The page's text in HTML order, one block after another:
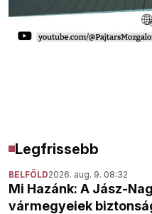
Legfrissebb
BELFÖLD2026. aug. 9. 08:32
Mi Hazánk: A Jász-
vármegyeiek